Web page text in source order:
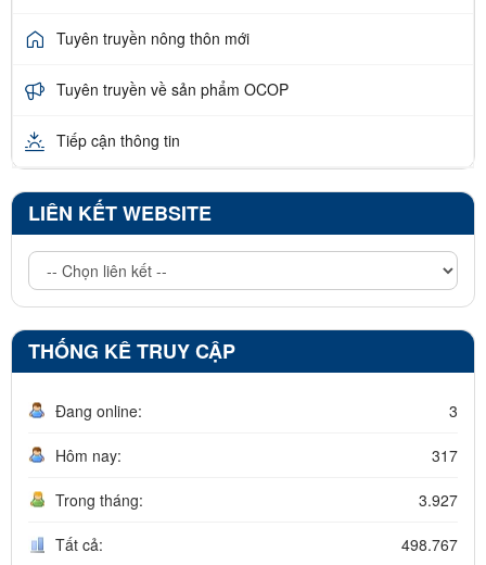
Tuyên truyền nông thôn mới
Tuyên truyền về sản phẩm OCOP
Tiếp cận thông tin
LIÊN KẾT WEBSITE
THỐNG KÊ TRUY CẬP
Đang online: 3
Hôm nay: 317
Trong tháng: 3.927
Tất cả: 498.767